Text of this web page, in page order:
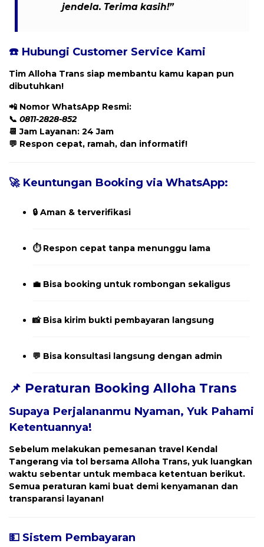
jendela. Terima kasih!”
☎️ Hubungi Customer Service Kami
Tim Alloha Trans siap membantu kamu kapan pun
dibutuhkan!
📲 Nomor WhatsApp Resmi:
📞 0811-2828-852
📆 Jam Layanan: 24 Jam
💬 Respon cepat, ramah, dan informatif!
🚀 Keuntungan Booking via WhatsApp:
🔒 Aman & terverifikasi
⏱️ Respon cepat tanpa menunggu lama
💼 Bisa booking untuk rombongan sekaligus
📸 Bisa kirim bukti pembayaran langsung
💬 Bisa konsultasi langsung dengan admin
📌 Peraturan Booking Alloha Trans
Supaya Perjalananmu Nyaman, Yuk Pahami
Ketentuannya!
Sebelum melakukan pemesanan travel Kendal
Tangerang via tol bersama Alloha Trans, yuk luangkan
waktu sebentar untuk membaca ketentuan berikut.
Semua peraturan kami buat demi kenyamanan dan
transparansi layanan!
💵 Sistem Pembayaran